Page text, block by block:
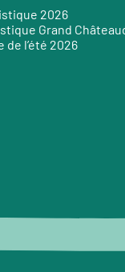
2026
Grand
de l’été 2026